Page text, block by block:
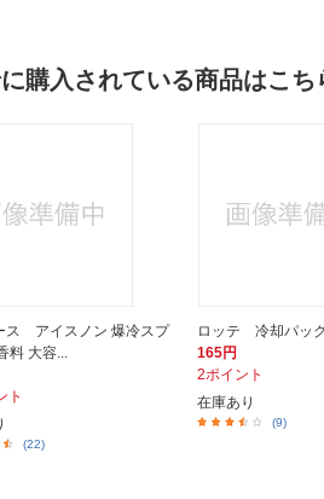
購入されている商品はこち
ス アイスノン 爆冷スプ
料 大容...
ト
(22)
ロッテ 冷却パッ
165円
2ポイント
在庫あり
(9)